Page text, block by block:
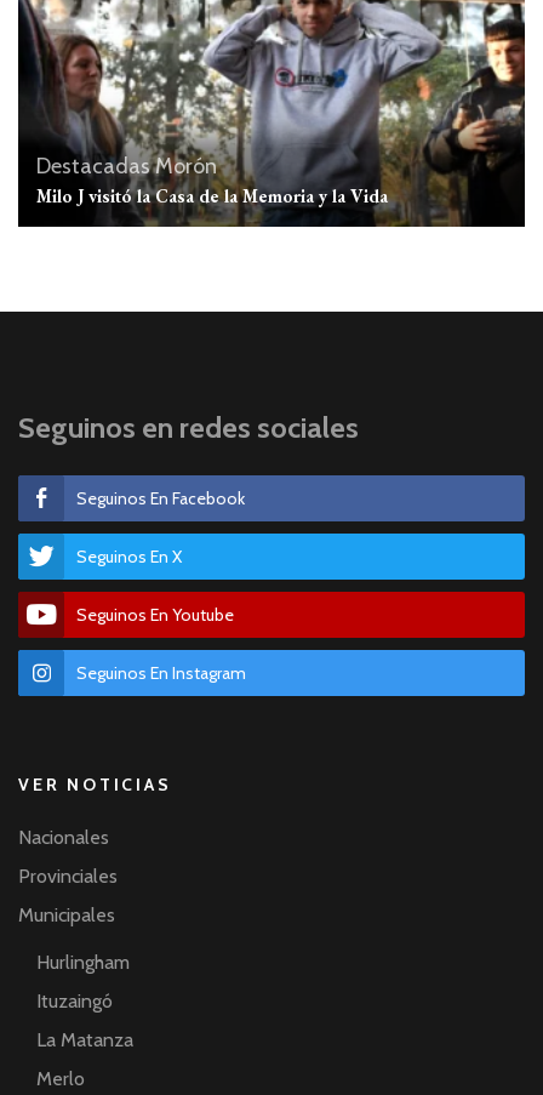
DestacadasMorón
Milo J visitó la Casa de la Memoria y la Vida
Seguinos en redes sociales
Seguinos En Facebook
Seguinos En X
Seguinos En Youtube
Seguinos En Instagram
VER NOTICIAS
Nacionales
Provinciales
Municipales
Hurlingham
Ituzaingó
La Matanza
Merlo